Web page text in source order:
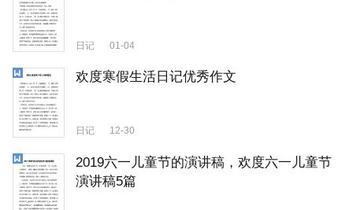
日记 01-04
欢度寒假生活日记优秀作文
日记 12-30
2019六一儿童节的演讲稿，欢度六一儿童节
演讲稿5篇